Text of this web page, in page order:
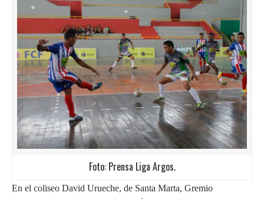
Foto: Prensa Liga Argos.
En el coliseo David Urueche, de Santa Marta, Gremio